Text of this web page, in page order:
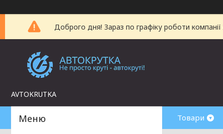
Доброго дня! Зараз по графіку роботи
AVTOKRUTKA
Товари